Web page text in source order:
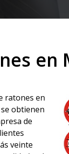
en
ratones en
obtienen
de
veinte